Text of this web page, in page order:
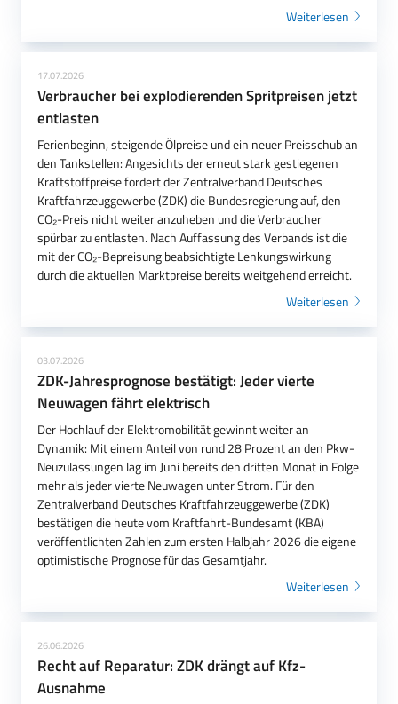
Weiterlesen
17.07.2026
Verbraucher bei explodierenden Spritpreisen jetzt
entlasten
Ferienbeginn, steigende Ölpreise und ein neuer Preisschub an
den Tankstellen: Angesichts der erneut stark gestiegenen
Kraftstoffpreise fordert der Zentralverband Deutsches
Kraftfahrzeuggewerbe (ZDK) die Bundesregierung auf, den
CO₂-Preis nicht weiter anzuheben und die Verbraucher
spürbar zu entlasten. Nach Auffassung des Verbands ist die
mit der CO₂-Bepreisung beabsichtigte Lenkungswirkung
durch die aktuellen Marktpreise bereits weitgehend erreicht.
Weiterlesen
03.07.2026
ZDK-Jahresprognose bestätigt: Jeder vierte
Neuwagen fährt elektrisch
Der Hochlauf der Elektromobilität gewinnt weiter an
Dynamik: Mit einem Anteil von rund 28 Prozent an den Pkw-
Neuzulassungen lag im Juni bereits den dritten Monat in Folge
mehr als jeder vierte Neuwagen unter Strom. Für den
Zentralverband Deutsches Kraftfahrzeuggewerbe (ZDK)
bestätigen die heute vom Kraftfahrt-Bundesamt (KBA)
veröffentlichten Zahlen zum ersten Halbjahr 2026 die eigene
optimistische Prognose für das Gesamtjahr.
Weiterlesen
26.06.2026
Recht auf Reparatur: ZDK drängt auf Kfz-
Ausnahme